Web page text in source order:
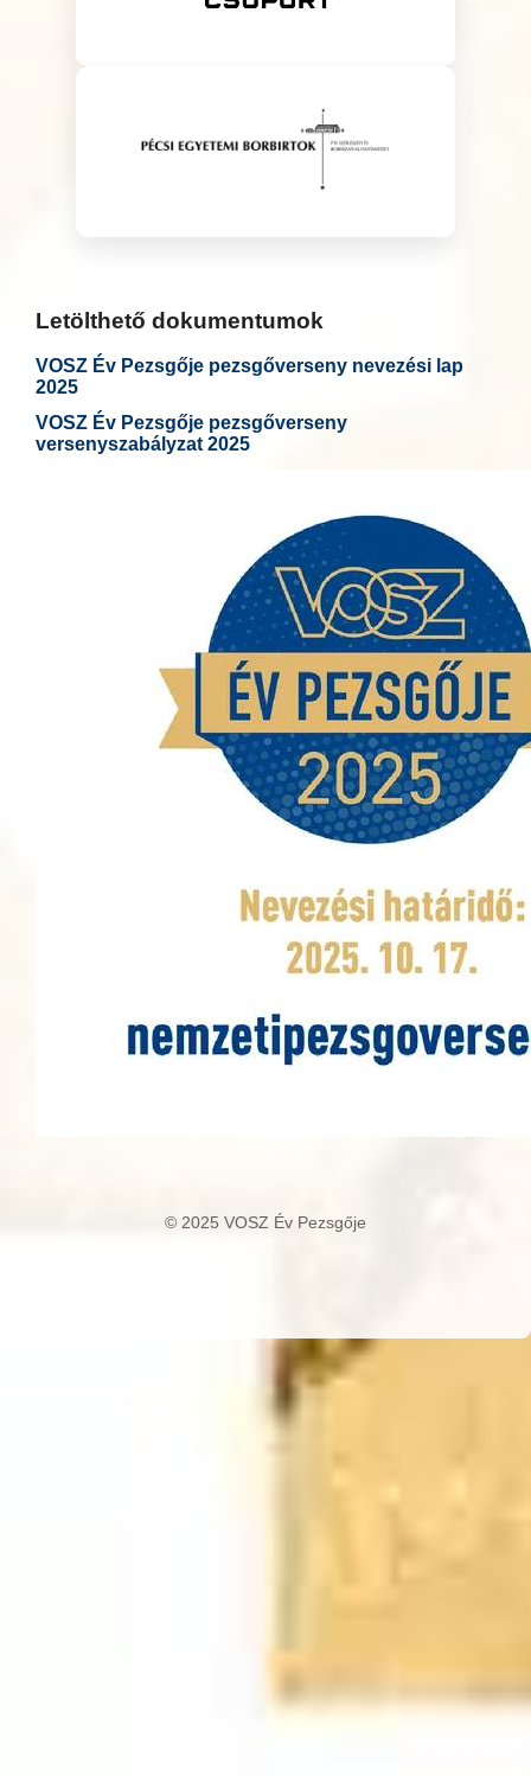
Letölthető dokumentumok
VOSZ Év Pezsgője pezsgőverseny nevezési lap
2025
VOSZ Év Pezsgője pezsgőverseny
versenyszabályzat 2025
© 2025 VOSZ Év Pezsgője